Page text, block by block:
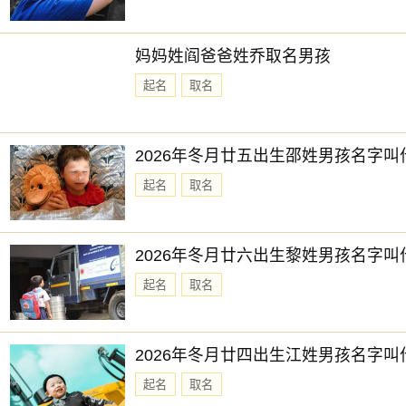
妈妈姓阎爸爸姓乔取名男孩
起名 取名
2026年冬月廿五出生邵姓男孩名字叫
起名 取名
2026年冬月廿六出生黎姓男孩名字叫
起名 取名
2026年冬月廿四出生江姓男孩名字叫
起名 取名